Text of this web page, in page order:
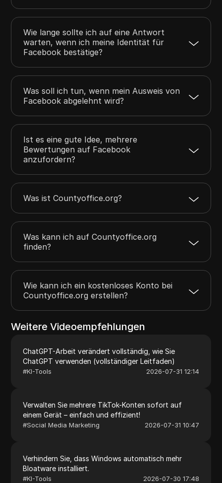
Wie lange sollte ich auf eine Antwort
warten, wenn ich meine Identität für
Facebook bestätige?
Was soll ich tun, wenn mein Ausweis von
Facebook abgelehnt wird?
Ist es eine gute Idee, mehrere
Bewertungen auf Facebook
anzufordern?
Was ist Countyoffice.org?
Was kann ich auf Countyoffice.org
finden?
Wie kann ich ein kostenloses Konto bei
Countyoffice.org erstellen?
Weitere Videoempfehlungen
ChatGPT-Arbeit verändert vollständig, wie Sie
ChatGPT verwenden (vollständiger Leitfaden)
#KI-Tools 2026-07-31 12:14
Verwalten Sie mehrere TikTok-Konten sofort auf
einem Gerät – einfach und effizient!
#Social Media Marketing 2026-07-31 10:47
Verhindern Sie, dass Windows automatisch mehr
Bloatware installiert.
#KI-Tools 2026-07-30 17:48